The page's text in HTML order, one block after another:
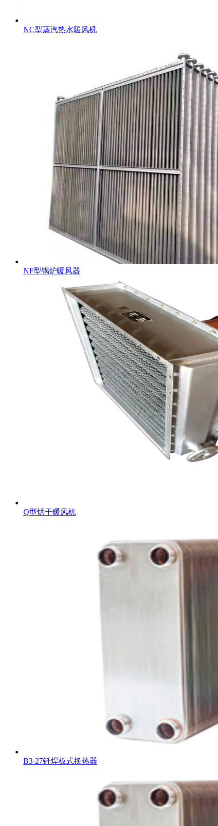
NC型蒸汽热水暖风机
NF型锅炉暖风器
Q型烘干暖风机
B3-27钎焊板式换热器